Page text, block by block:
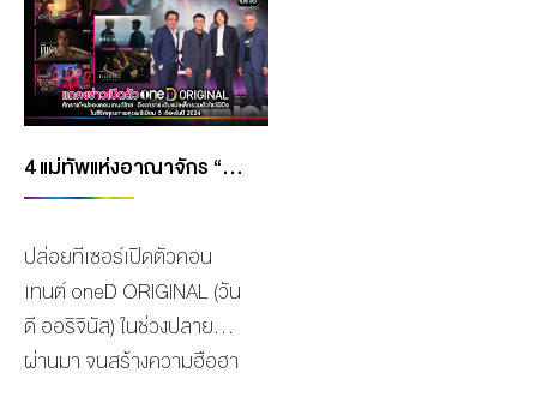
BOARD OF
DIRECTORS
MANAGEMENT
TEAM
ORGANIZATION
CHART
4 แม่ทัพแห่งอาณาจักร “เดอะ วัน เอ็นเตอร์ไพรส์” เปิดตัว “ONED ORIGINAL” ศักราชใหม่ของคอนเทนต์ไทย ดึงดาราระดับแม่เหล็กรวมตัวโชว์ฝีมือ ในซีรีส์คุณภาพสุดพรีเมียม 5 เรื่องในปี 2024
ปล่อยทีเซอร์เปิดตัวคอน
เทนต์ oneD ORIGINAL (วัน
ดี ออริจินัล) ในช่วงปลายปีที่
ผ่านมา จนสร้างความฮือฮา